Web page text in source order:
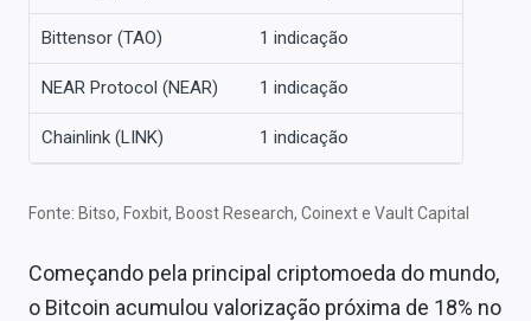
Bittensor (TAO) 1 indicação
NEAR Protocol (NEAR) 1 indicação
Chainlink (LINK) 1 indicação
Fonte: Bitso, Foxbit, Boost Research, Coinext e Vault Capital
Começando pela principal criptomoeda do mundo,
o Bitcoin acumulou valorização próxima de 18% no